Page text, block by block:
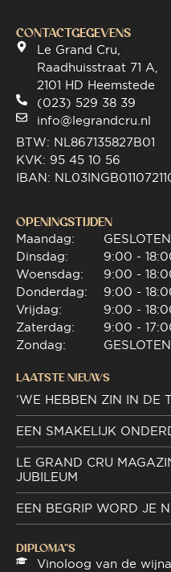
CONTACTGEGEVENS
Le Grand Cru,
Raadhuisstraat 71 A,
2101 HD Heemstede
(023) 529 38 39
info@legrandcru.nl
BTW: NL867135827B01
KVK: 95 45 10 56
IBAN:
OPENINGSTIJDEN
Maandag:
Dinsdag:
Woensdag:
Donderdag:
Vrijdag:
Zaterdag:
Zondag:
GESLOTEN
9:00 -
9:00 -
9:00 -
9:00 -
9:00 -
GESLOTEN
LAATSTE NIEUWS
‘WE HEBBEN ZIN IN DE
EEN SMAKELIJK
LE GRAND CRU
JUBILEUM
EEN BEGRIP WORD JE
DIPLOMA"S
Vinoloog van de